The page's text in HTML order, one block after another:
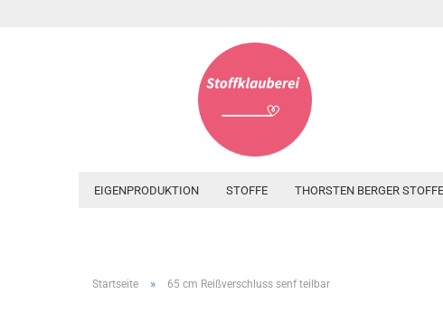
EIGENPRODUKTION STOFFE THORSTEN BERGER STOFFE
Startseite » 65 cm Reißverschluss senf teilbar